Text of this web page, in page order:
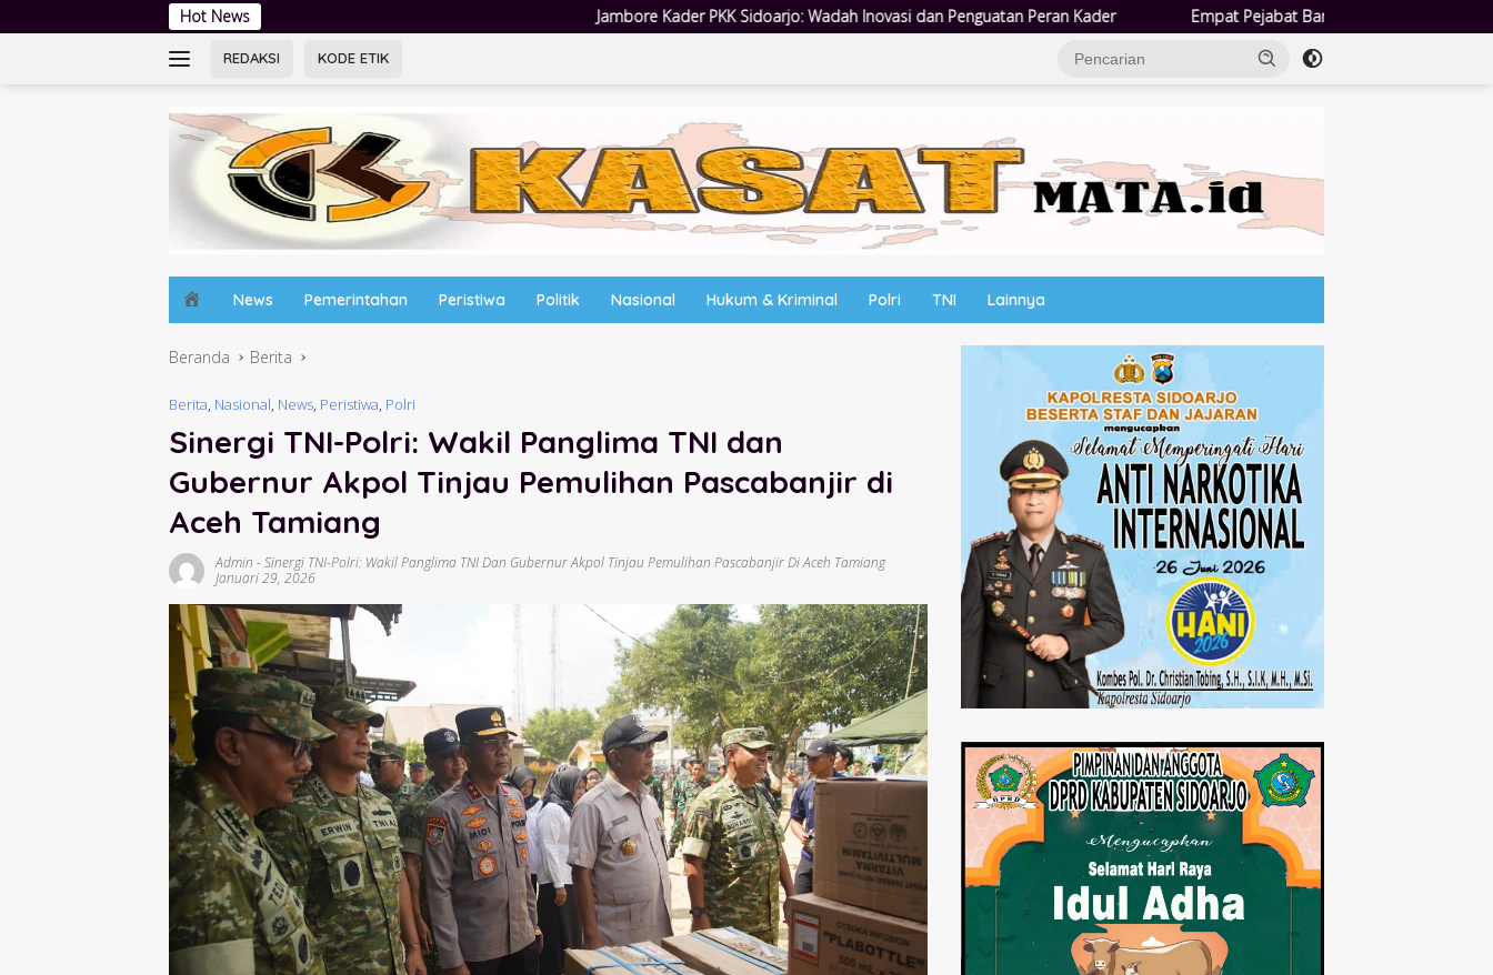
ke
Hot News Jambore Kader PKK Sidoarjo: Wadah Inovasi dan Penguatan Peran Kader Empat Pejabat Baru Pemdes Semampir Dilantik, Siap Tingkatkan
REDAKSI KODE ETIK
o
e
News Pemerintahan Peristiwa Politik Nasional Hukum & Kriminal Polri TNI Lainnya
Beranda Berita
Berita, Nasional, News, Peristiwa, Polri
Sinergi TNI-Polri: Wakil Panglima TNI dan
Gubernur Akpol Tinjau Pemulihan Pascabanjir di
Aceh Tamiang
Admin -Sinergi TNI-Polri: Wakil Panglima TNI Dan Gubernur Akpol Tinjau Pemulihan Pascabanjir Di Aceh Tamiang
Januari 29, 2026